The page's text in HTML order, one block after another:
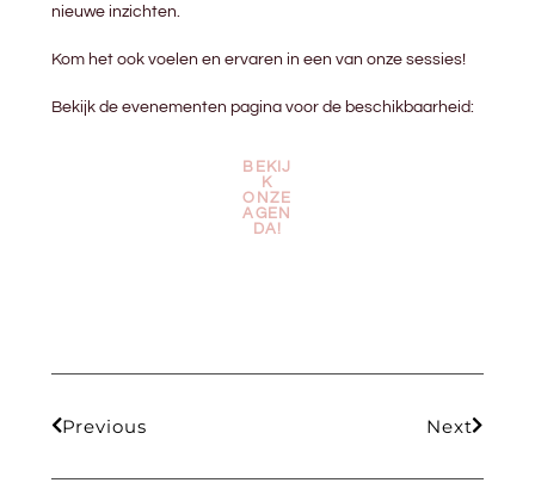
nieuwe inzichten.
Kom het ook voelen en ervaren in een van onze sessies!
Bekijk de evenementen pagina voor de beschikbaarheid:
BEKIJ
K
ONZE
AGEN
DA!
Previous Next